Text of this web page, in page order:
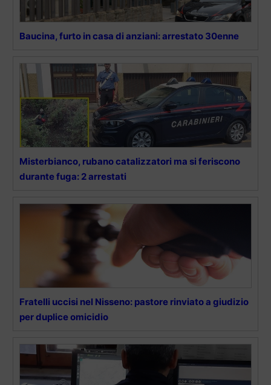
Baucina, furto in casa di anziani: arrestato 30enne
Misterbianco, rubano catalizzatori ma si feriscono
durante fuga: 2 arrestati
Fratelli uccisi nel Nisseno: pastore rinviato a giudizio
per duplice omicidio